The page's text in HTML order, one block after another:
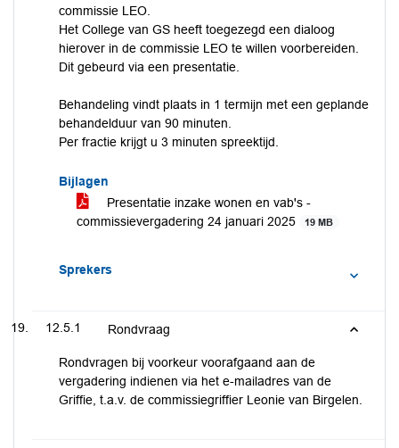
commissie LEO.
Het College van GS heeft toegezegd een dialoog
hierover in de commissie LEO te willen voorbereiden.
Dit gebeurd via een presentatie.
Behandeling vindt plaats in 1 termijn met een geplande
behandelduur van 90 minuten.
Per fractie krijgt u 3 minuten spreektijd.
Bijlagen
Presentatie inzake wonen en vab's -
commissievergadering 24 januari 2025
19 MB
Sprekers
12.5.1 Rondvraag
Rondvragen bij voorkeur voorafgaand aan de
vergadering indienen via het e-mailadres van de
Griffie, t.a.v. de commissiegriffier Leonie van Birgelen.